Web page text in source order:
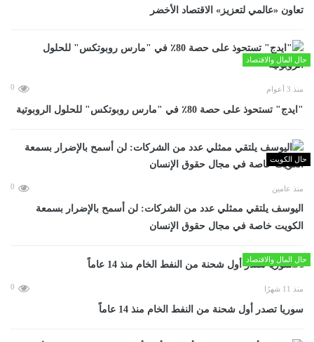
تعاون «عالمي لتعزيز» الاقتصاد الأخضر
حال المال والاقتصاد
منذ 3 أعوام 0
"ايدج" تستحوذ على حصة 80٪ في "مارس روبوتكس" للحلول الروبوتية
حال الكويت
منذ عامين 0
اليوسف يلتقي ممثلي عدد من الشركات: لن أسمح بالإضرار بسمعة
الكويت خاصة في مجال حقوق الإنسان
حال المال والاقتصاد
منذ 11 شهرًا 0
سوريا تصدر أول شحنة من النفط الخام منذ 14 عاماً